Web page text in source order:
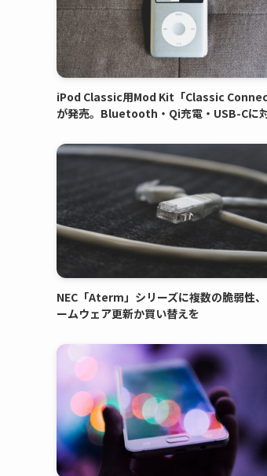
iPod Classic用Mod Kit「Classic
が発売。Bluetooth・Qi充電・USB-Cに
NEC「Aterm」シリーズに複数の脆弱性
ームウェア更新か買い替えを